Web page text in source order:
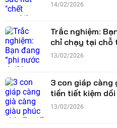
14/02/2026
Trắc nghiệm:
chỉ chạy tại chỗ
13/02/2026
3 con giáp càng
tiền tiết kiệm
13/02/2026